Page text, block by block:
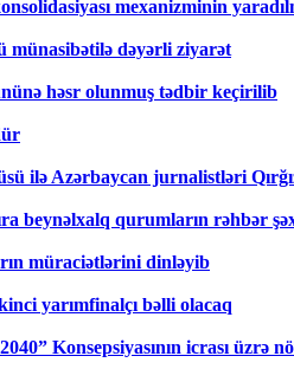
mexanizminin
dəyərli ziyarət
həsr olunmuş tədbir keçirilib
ilə Azərbaycan jurnalistləri
beynəlxalq qurumların rəhbər
müraciətlərini dinləyib
yarımfinalçı bəlli olacaq
Konsepsiyasının icrası üzrə